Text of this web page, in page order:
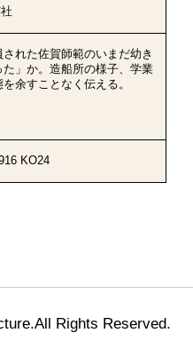
れた佐賀師範のいまだ幼き
た」か。造船所の様子、学業
余すことなく伝える。
KO24
Rights Reserved.